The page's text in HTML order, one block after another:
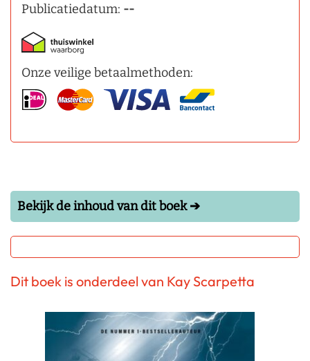
Publicatiedatum: --
Onze veilige betaalmethoden:
Bekijk de inhoud van dit boek ➔
Dit boek is onderdeel van Kay Scarpetta